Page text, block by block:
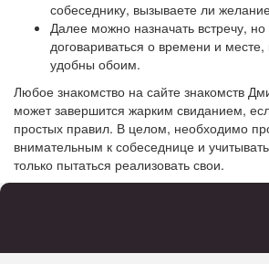
собеседнику, вызываете ли
Далее можно назначать встречу, но
договариваться о времени и месте,
удобны обоим.
Любое знакомство на сайте знакомств
может завершится жарким свиданием,
простых правил. В целом, необходимо
внимательным к собеседнице и
только пытаться реализовать свои.